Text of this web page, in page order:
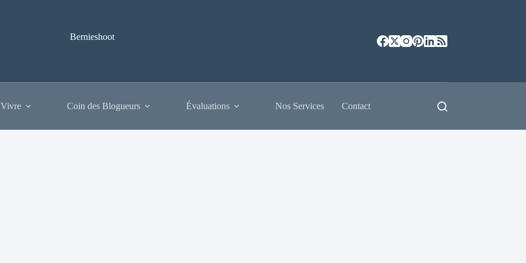
Bernieshoot
Coin des Blogueurs Évaluations Nos Services Contact